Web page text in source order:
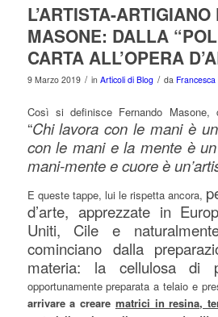
L’ARTISTA-
MASONE: DALLA
CARTA ALL’OPERA
9 Marzo 2019 / in Articoli di Blog / da
Così si definisce Fernando
“Chi lavora con le mani è
con le mani e la mente è
mani-mente e cuore è
E queste tappe, lui le rispetta ancora,
d’arte, apprezzate in
Uniti, Cile e
cominciano dalla
materia: la cellulosa di
opportunamente preparata a telaio e
arrivare a creare matrici in resina,